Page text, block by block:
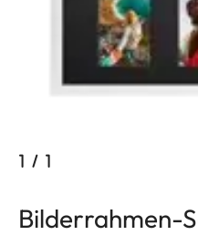
1 / 1
Bilderrahmen-